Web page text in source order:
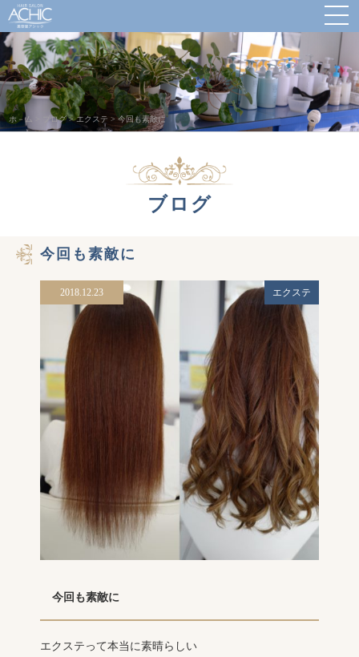
ホ－ム ブログ>エクステ >今回も素敵に
ブログ
今回も素敵に
2018.12.23 エクステ
今回も素敵に
エクステって本当に素晴らしい